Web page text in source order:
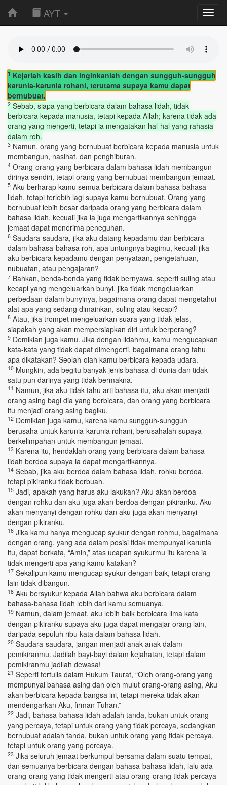
AYT
1 Kejarlah kasih dan inginkanlah dengan sungguh-sungguh
karunia-karunia rohani, terutama supaya kamu dapat
bernubuat.
2 Sebab, siapa yang berbicara dalam bahasa lidah, tidak
berbicara kepada manusia, tetapi kepada Allah; karena tidak ada
orang yang mengerti, tetapi ia mengatakan hal-hal yang rahasia
dalam roh.
3 Namun, orang yang bernubuat berbicara kepada manusia untuk
membangun, nasihat, dan penghiburan.
4 Orang-orang yang berbicara dalam bahasa lidah membangun
dirinya sendiri, tetapi orang yang bernubuat membangun jemaat.
5 Aku berharap kamu semua berbicara dalam bahasa-bahasa
lidah, tetapi terlebih lagi supaya kamu bernubuat. Orang yang
bernubuat lebih besar daripada orang yang berbicara dalam
bahasa lidah, kecuali jika ia juga mengartikannya sehingga
jemaat dapat menerima peneguhan.
6 Saudara-saudara, jika aku datang kepadamu dan berbicara
dalam bahasa-bahasa roh, apa untungnya bagimu, kecuali jika
aku berbicara kepadamu dengan penyataan, pengetahuan,
nubuatan, atau pengajaran?
7 Bahkan, benda-benda yang tidak bernyawa, seperti suling atau
kecapi yang mengeluarkan bunyi, jika tidak mengeluarkan
perbedaan dalam bunyinya, bagaimana orang dapat mengetahui
alat apa yang sedang dimainkan, suling atau kecapi?
8 Atau, jika trompet mengeluarkan suara yang tidak jelas,
siapakah yang akan mempersiapkan diri untuk berperang?
9 Demikian juga kamu. Jika dengan lidahmu, kamu mengucapkan
kata-kata yang tidak dapat dimengerti, bagaimana orang tahu
apa dikatakan? Seolah-olah kamu berbicara kepada udara.
10 Mungkin, ada begitu banyak jenis bahasa di dunia dan tidak
satu pun darinya yang tidak bermakna.
11 Namun, jika aku tidak tahu arti bahasa itu, aku akan menjadi
orang asing bagi dia yang berbicara, dan orang yang berbicara
itu menjadi orang asing bagiku.
12 Demikian juga kamu, karena kamu sungguh-sungguh
berusaha untuk karunia-karunia rohani, berusahalah supaya
berkelimpahan untuk membangun jemaat.
13 Karena itu, hendaklah orang yang berbicara dalam bahasa
lidah berdoa supaya ia dapat mengartikannya.
14 Sebab, jika aku berdoa dalam bahasa lidah, rohku berdoa,
tetapi pikiranku tidak berbuah.
15 Jadi, apakah yang harus aku lakukan? Aku akan berdoa
dengan rohku dan aku juga akan berdoa dengan pikiranku. Aku
akan menyanyi dengan rohku dan aku juga akan menyanyi
dengan pikiranku.
16 Jika kamu hanya mengucap syukur dengan rohmu, bagaimana
dengan orang, yang ada dalam posisi tidak mempunyai karunia
itu, dapat berkata, “Amin,” atas ucapan syukurmu itu karena ia
tidak mengerti apa yang kamu katakan?
17 Sekalipun kamu mengucap syukur dengan baik, tetapi orang
lain tidak dibangun.
18 Aku bersyukur kepada Allah bahwa aku berbicara dalam
bahasa-bahasa lidah lebih dari kamu semuanya.
19 Namun, dalam jemaat, aku lebih baik berbicara lima kata
dengan pikiranku supaya aku juga dapat mengajar orang lain,
daripada sepuluh ribu kata dalam bahasa lidah.
20 Saudara-saudara, jangan menjadi anak-anak dalam
pemikiranmu. Jadilah bayi-bayi dalam kejahatan, tetapi dalam
pemikiranmu jadilah dewasa!
21 Seperti tertulis dalam Hukum Taurat, “Oleh orang-orang yang
mempunyai bahasa asing dan oleh mulut orang-orang asing, Aku
akan berbicara kepada bangsa ini, tetapi mereka tidak akan
mendengarkan Aku, firman Tuhan.”
22 Jadi, bahasa-bahasa lidah adalah tanda, bukan untuk orang
yang percaya, tetapi untuk orang yang tidak percaya, sedangkan
bernubuat adalah tanda, bukan untuk orang yang tidak percaya,
tetapi untuk orang yang percaya.
23 Jika seluruh jemaat berkumpul bersama dalam suatu tempat,
dan semuanya berbicara dengan bahasa-bahasa lidah, lalu ada
orang-orang yang tidak mengerti atau orang-orang tidak percaya